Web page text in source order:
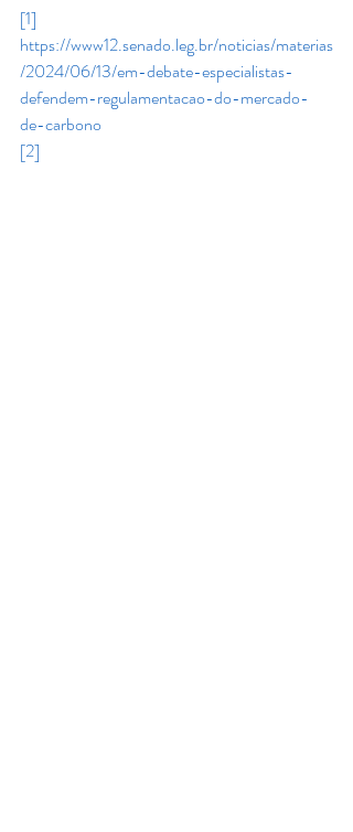
[1]
https://www12.senado.leg.br/noticias/materias
/2024/06/13/em-debate-especialistas-
defendem-regulamentacao-do-mercado-
de-carbono
[2]